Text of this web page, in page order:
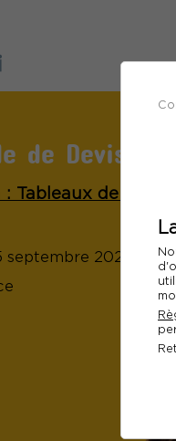
de Devis
Tableaux de bord
septembre 2026